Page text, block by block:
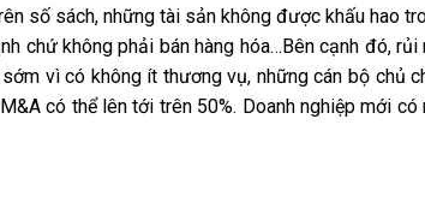
số sách, những tài sản không được khấu hao
chứ không phải bán hàng hóa…Bên cạnh đó,
vì có không ít thương vụ, những cán bộ chủ
có thể lên tới trên 50%. Doanh nghiệp mới